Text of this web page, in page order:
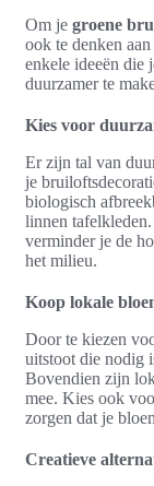
Om je groene
ook te denken
enkele ideeën die
duurzamer te
Kies voor
Er zijn tal van
je
biologisch
linnen
verminder je de
het milieu.
Koop lokale
Door te kiezen
uitstoot die nodig
Bovendien zijn
mee. Kies ook
zorgen dat je
Creatieve